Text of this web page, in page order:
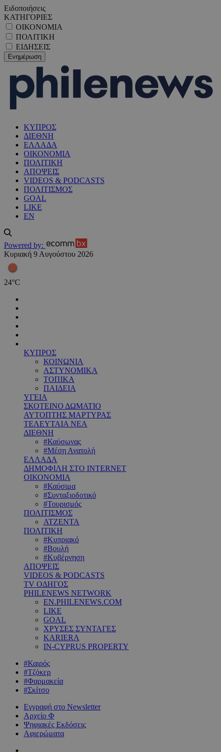
Ειδοποιήσεις
ΚΑΤΗΓΟΡΙΕΣ
ΟΙΚΟΝΟΜΙΑ
ΠΟΛΙΤΙΚΗ
ΕΙΔΗΣΕΙΣ
ΚΥΠΡΟΣ
ΔΙΕΘΝΗ
ΕΛΛΑΔΑ
ΟΙΚΟΝΟΜΙΑ
ΠΟΛΙΤΙΚΗ
ΑΠΟΨΕΙΣ
VIDEOS & PODCASTS
ΠΟΛΙΤΙΣΜΟΣ
GOAL
LIKE
EN
Powered by:
Κυριακή 9 Αυγούστου 2026
24°C
ΚΥΠΡΟΣ
ΚΟΙΝΩΝΙΑ
ΑΣΤΥΝΟΜΙΚΑ
ΤΟΠΙΚΑ
ΠΑΙΔΕΙΑ
ΥΓΕΙΑ
ΣΚΟΤΕΙΝΟ ΔΩΜΑΤΙΟ
ΑΥΤΟΠΤΗΣ ΜΑΡΤΥΡΑΣ
ΤΕΛΕΥΤΑΙΑ ΝΕΑ
ΔΙΕΘΝΗ
#Καύσωνας
#Μέση Ανατολή
ΕΛΛΑΔΑ
ΔΗΜΟΦΙΛΗ ΣΤΟ INTERNET
ΟΙΚΟΝΟΜΙΑ
#Καύσιμα
#Συνταξιοδοτικό
#Τουρισμός
ΠΟΛΙΤΙΣΜΟΣ
ΑΤΖΕΝΤΑ
ΠΟΛΙΤΙΚΗ
#Κυπριακό
#Βουλή
#Κυβέρνηση
ΑΠΟΨΕΙΣ
VIDEOS & PODCASTS
TV ΟΔΗΓΟΣ
PHILENEWS NETWORK
EN.PHILENEWS.COM
LIKE
GOAL
ΧΡΥΣΕΣ ΣΥΝΤΑΓΕΣ
KARIERA
IN-CYPRUS PROPERTY
#Καιρός
#Τζόκερ
#Φαρμακεία
#Σκίτσο
Εγγραφή στο Newsletter
Αρχείο Φ
Ψηφιακές Εκδόσεις
Αφιερώματα